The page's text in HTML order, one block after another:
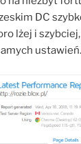
DC
lżej i
ustawień.